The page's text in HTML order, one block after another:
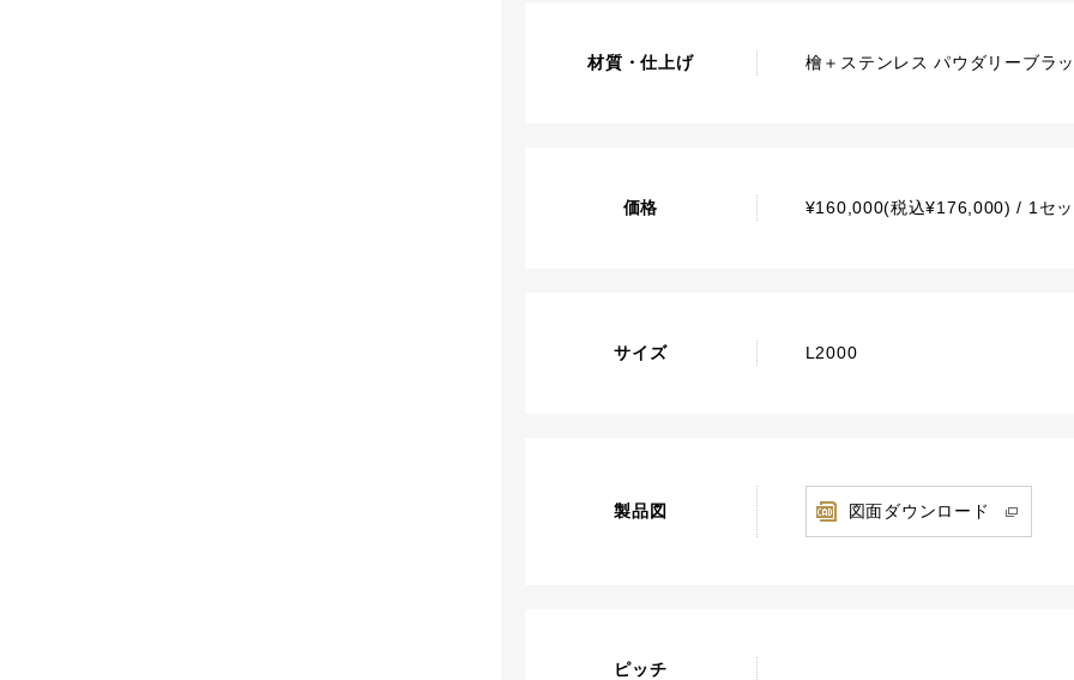
材質・仕上げ 檜＋ステンレス パウダリーブラ
価格 ¥160,000(税込¥176,000) / 1セッ
サイズ L2000
製品図 図面ダウンロード
ピッチ